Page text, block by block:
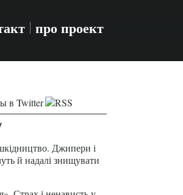
про проект
Джипери і
й надалі знищувати